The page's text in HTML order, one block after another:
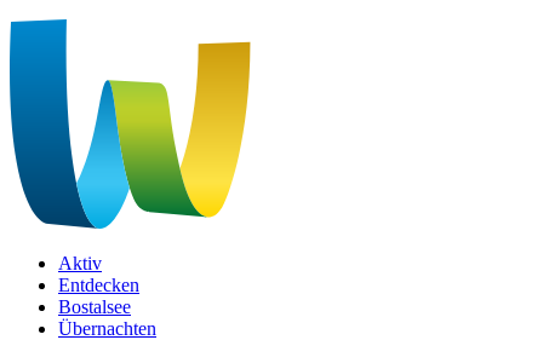
Aktiv
Entdecken
Bostalsee
Übernachten